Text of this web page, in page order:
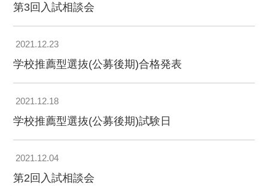
第3回入試相談会
2021.12.23
学校推薦型選抜(公募後期)合格発表
2021.12.18
学校推薦型選抜(公募後期)試験日
2021.12.04
第2回入試相談会